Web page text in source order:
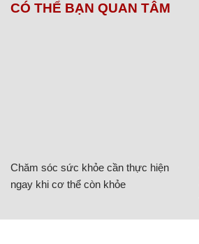
CÓ THỂ BẠN QUAN TÂM
Chăm sóc sức khỏe cần thực hiện
ngay khi cơ thể còn khỏe